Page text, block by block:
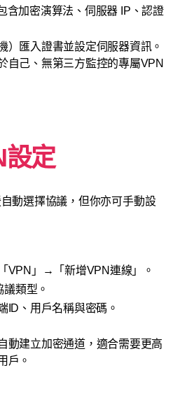
含加密演算法、伺服器 IP、認證
）匯入證書並設定伺服器資訊。
自己、無第三方監控的專屬VPN
設定
動選擇協議，但你亦可手動設
VPN」→「新增VPN連線」。
類型。
ID、用戶名稱與密碼。
動建立加密通道，適合需要更高
戶。